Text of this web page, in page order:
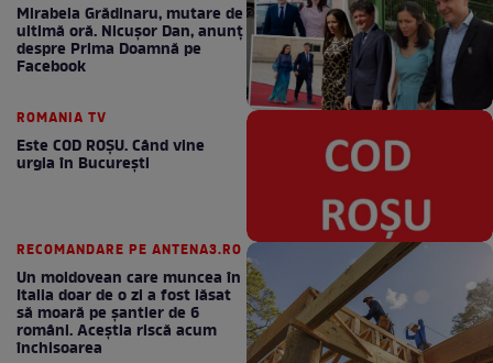
Mirabela Grădinaru, mutare de
ultimă oră. Nicuşor Dan, anunţ
despre Prima Doamnă pe
Facebook
ROMANIA TV
Este COD ROŞU. Când vine
urgia în Bucureşti
RECOMANDARE PE ANTENA3.RO
Un moldovean care muncea în
Italia doar de o zi a fost lăsat
să moară pe şantier de 6
români. Aceștia riscă acum
închisoarea